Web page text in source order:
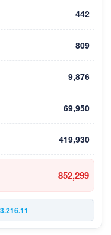
442
809
9,876
69,950
419,930
852,299